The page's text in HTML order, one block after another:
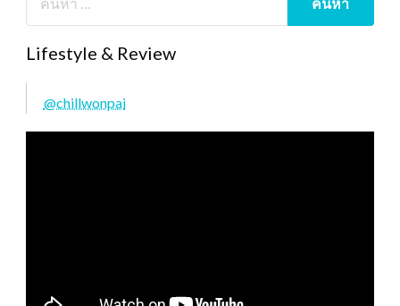
Lifestyle & Review
@chillwonpai